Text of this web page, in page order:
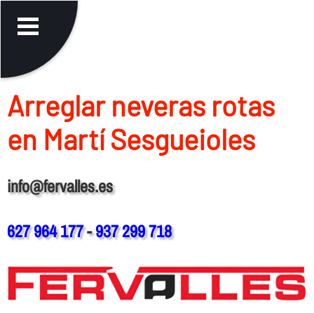
Arreglar neveras rotas
en Martí Sesgueioles
info@fervalles.es
627 964 177-937 299 718